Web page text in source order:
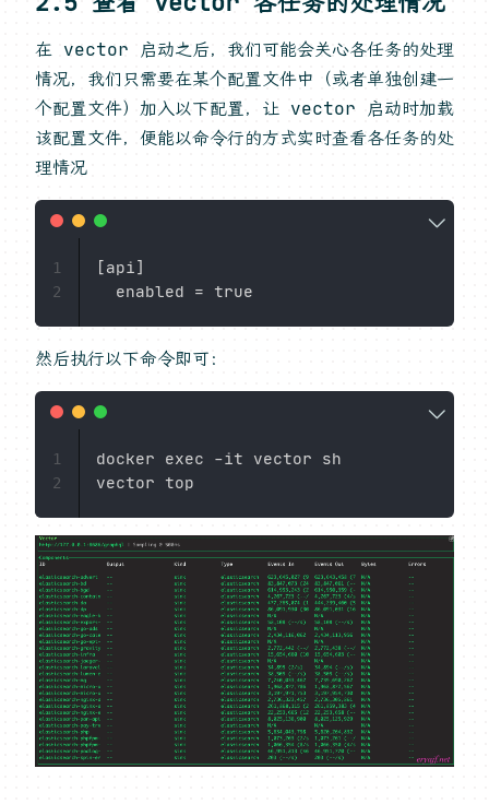
在 vector 启动之后，我们可能会关心各任务的处理
情况，我们只需要在某个配置文件中（或者单独创建一
个配置文件）加入以下配置，让 vector 启动时加载
该配置文件，便能以命令行的方式实时查看各任务的处
理情况
[api]
1
2
然后执行以下命令即可：
docker exec -it vector sh
1
2